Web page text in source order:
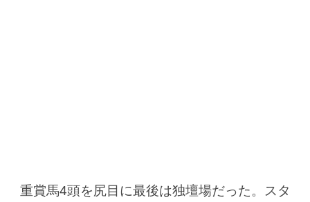
重賞馬4頭を尻目に最後は独壇場だった。スタ